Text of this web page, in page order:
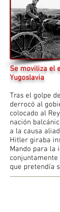
Se moviliza el
Yugoslavia
Tras el golpe
derrocó al
colocado al
nación
a la causa
Hitler giraba
Mando para la
conjuntamente
que pretendía